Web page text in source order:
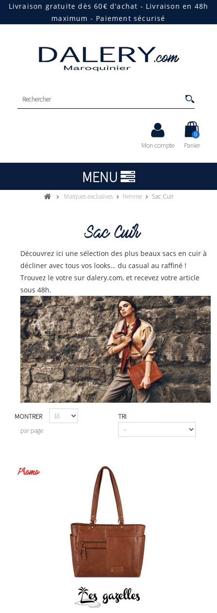
Livraison gratuite dès 60€ d'achat - Livraison en 48h
maximum - Paiement sécurisé
0
Panier
Mon compte
MENU
Marques exclusives Femme Sac Cuir
Sac Cuir
Découvrez ici une sélection des plus beaux sacs en cuir à
décliner avec tous vos looks… du casual au raffiné !
Trouvez le votre sur dalery.com, et recevez votre article
sous 48h.
TRI
MONTRER
par page